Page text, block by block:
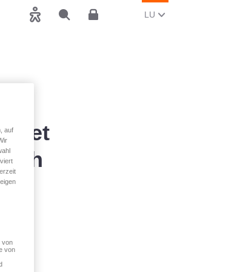
Sichen
AccessibilitéitEspace client
AKTUELL SPROOCH
LU (LËTZEBUERGESCH)
net
auf
von
von